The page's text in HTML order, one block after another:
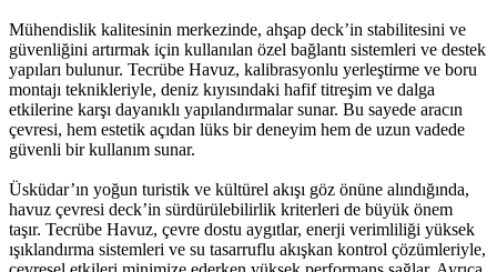
Mühendislik kalitesinin merkezinde, ahşap deck’in stabilitesini ve
güvenliğini artırmak için kullanılan özel bağlantı sistemleri ve destek
yapıları bulunur. Tecrübe Havuz, kalibrasyonlu yerleştirme ve boru
montajı teknikleriyle, deniz kıyısındaki hafif titreşim ve dalga
etkilerine karşı dayanıklı yapılandırmalar sunar. Bu sayede aracın
çevresi, hem estetik açıdan lüks bir deneyim hem de uzun vadede
güvenli bir kullanım sunar.
Üsküdar’ın yoğun turistik ve kültürel akışı göz önüne alındığında,
havuz çevresi deck’in sürdürülebilirlik kriterleri de büyük önem
taşır. Tecrübe Havuz, çevre dostu aygıtlar, enerji verimliliği yüksek
ışıklandırma sistemleri ve su tasarruflu akışkan kontrol çözümleriyle,